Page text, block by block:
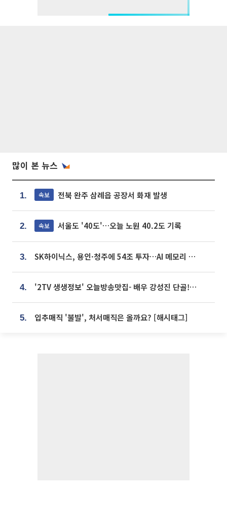
많이 본 뉴스
1. 속보 전북 완주 삼례읍 공장서 화재 발생
2. 속보 서울도 '40도'…오늘 노원 40.2도 기록
3. SK하이닉스, 용인·청주에 54조 투자…AI 메모리 생산기지 키운다
4. '2TV 생생정보' 오늘방송맛집- 배우 강성진 단골! 쌀국수ㆍ푸팟퐁 커리 맛집 '블○○○'
5. 입추매직 '불발', 처서매직은 올까요? [해시태그]